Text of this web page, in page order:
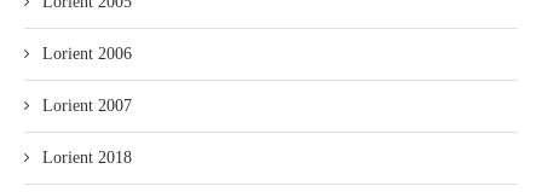
Lorient 2006
Lorient 2007
Lorient 2018